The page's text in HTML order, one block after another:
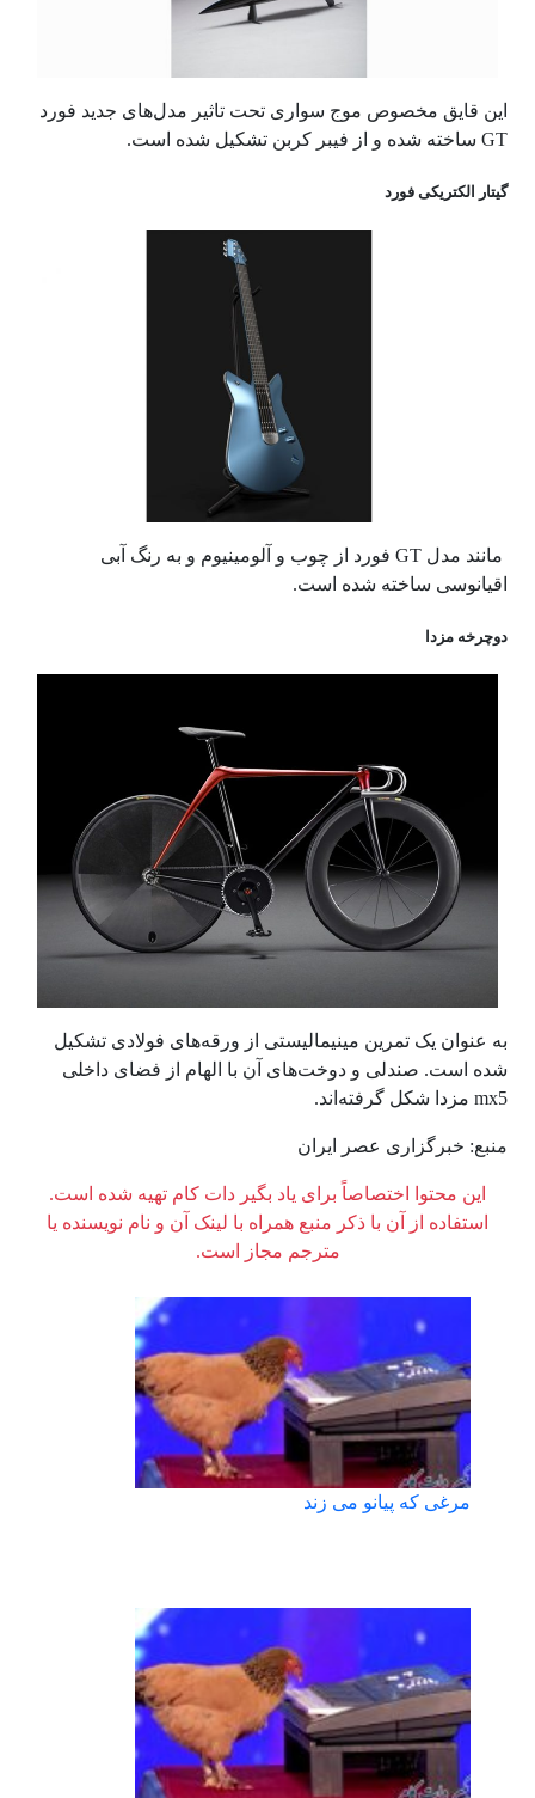
این قایق مخصوص موج سواری تحت تاثیر مدل‌های جدید فورد
GTساخته شده و از فیبر کربن تشکیل شده است.
گیتار الکتریکی فورد
مانند مدل GT فورد از چوب و آلومینیوم و به رنگ آبی
اقیانوسی ساخته شده است.
دوچرخه مزدا
به عنوان یک تمرین مینیمالیستی از ورقه‌های فولادی تشکیل
شده است. صندلی و دوخت‌های آن با الهام از فضای داخلی
mx5مزدا شکل گرفته‌اند.
منبع: خبرگزاری عصر ایران
این محتوا اختصاصاً برای یاد بگیر دات کام تهیه شده است.
استفاده از آن با ذکر منبع همراه با لینک آن و نام نویسنده یا
مترجم مجاز است.
مرغی که پیانو می زند